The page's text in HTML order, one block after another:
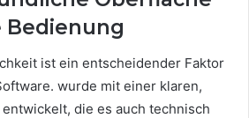
ist ein entscheidender Faktor
wurde mit einer klaren,
die es auch technisch